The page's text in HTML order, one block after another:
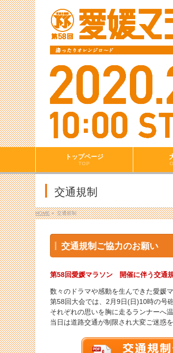
トップページ
TOP
交通規制
HOME» 交通規制
交通規制ご協力のお願い
第58回愛媛マラソン 開催に伴う交通
数々のドラマや感動を生んできた愛媛マ
第58回大会では、2月9日(日)10時の号
それぞれの思いを胸に走るランナーへ
当日は道路交通が制限され大変ご迷惑